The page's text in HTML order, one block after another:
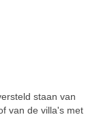
staan van
van de villa's met